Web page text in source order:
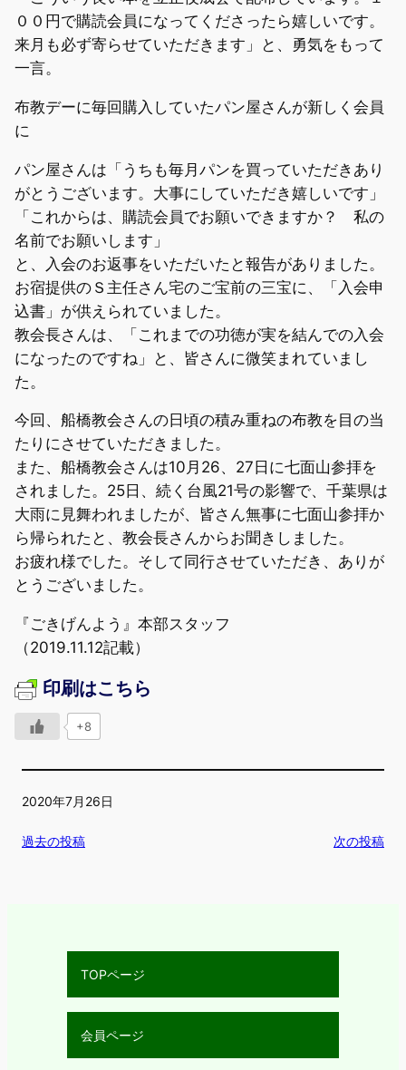
００円で購読会員になってくださったら嬉しいです。
来月も必ず寄らせていただきます」と、勇気をもって
一言。
布教デーに毎回購入していたパン屋さんが新しく会員
に
パン屋さんは「うちも毎月パンを買っていただきあり
がとうございます。大事にしていただき嬉しいです」
「これからは、購読会員でお願いできますか？ 私の
名前でお願いします」
と、入会のお返事をいただいたと報告がありました。
お宿提供のＳ主任さん宅のご宝前の三宝に、「入会申
込書」が供えられていました。
教会長さんは、「これまでの功徳が実を結んでの入会
になったのですね」と、皆さんに微笑まれていまし
た。
今回、船橋教会さんの日頃の積み重ねの布教を目の当
たりにさせていただきました。
また、船橋教会さんは10月26、27日に七面山参拝を
されました。25日、続く台風21号の影響で、千葉県は
大雨に見舞われましたが、皆さん無事に七面山参拝か
ら帰られたと、教会長さんからお聞きしました。
お疲れ様でした。そして同行させていただき、ありが
とうございました。
『ごきげんよう』本部スタッフ
（2019.11.12記載）
印刷はこちら
+8
2020年7月26日
過去の投稿 次の投稿
TOPページ
会員ページ